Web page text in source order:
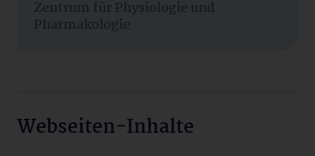
Zentrum für Physiologie und
Pharmakologie
Webseiten-Inhalte